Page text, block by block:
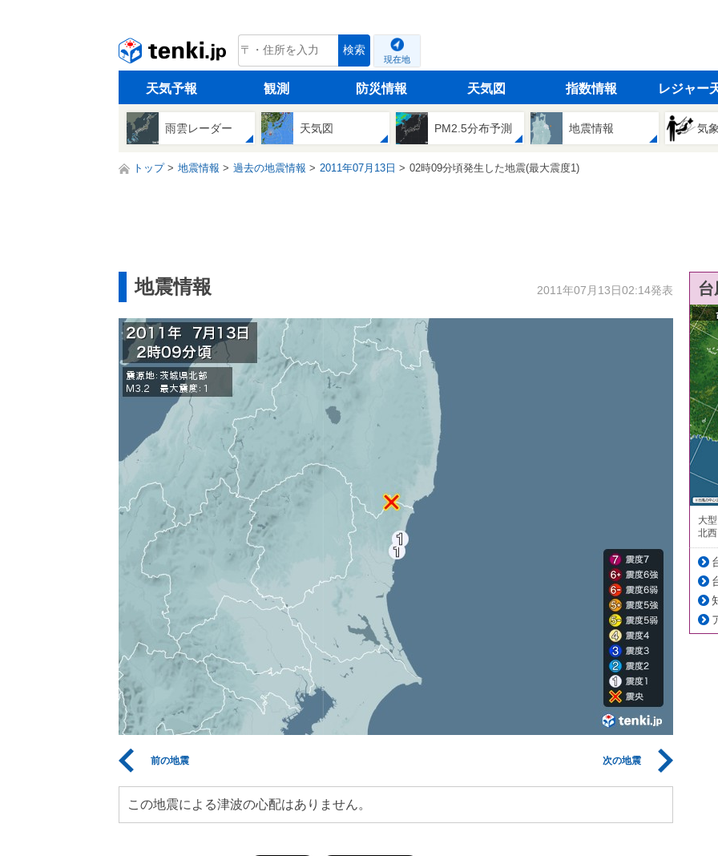
tenki.jp 検索
現在地
天気予報 観測 防災情報 天気図 指数情報 レジャー
雨雲レーダー 天気図 PM2.5分布予測 地震情報 気
トップ 地震情報 過去の地震情報 2011年07月13日 02時09分頃発生した地震(最大震度1)
地震情報 2011年07月13日02:14発表
前の地震 次の地震
この地震による津波の心配はありません。
大
北